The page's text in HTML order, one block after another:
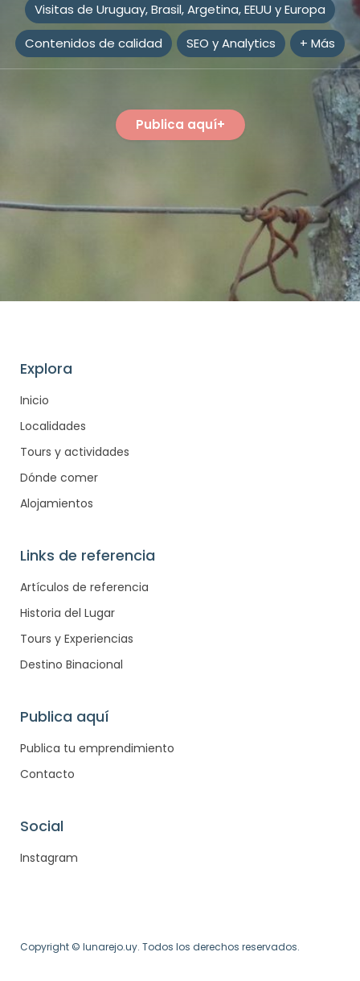
Visitas de Uruguay, Brasil, Argetina, EEUU y Europa
Contenidos de calidad
SEO y Analytics + Más
Publica aquí+
Explora
Inicio
Localidades
Tours y actividades
Dónde comer
Alojamientos
Links de referencia
Artículos de referencia
Historia del Lugar
Tours y Experiencias
Destino Binacional
Publica aquí
Publica tu emprendimiento
Contacto
Social
Instagram
Copyright © lunarejo.uy. Todos los derechos reservados.